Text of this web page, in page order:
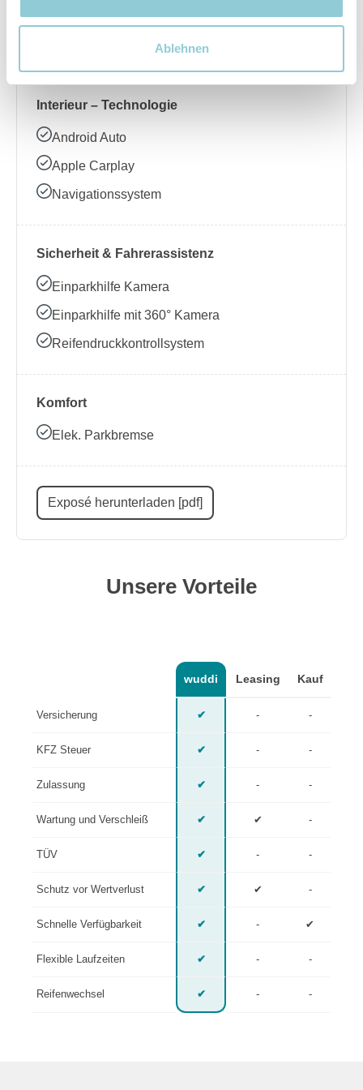
Ablehnen
Beheizbares Lenkrad
Interieur – Technologie
Android Auto
Apple Carplay
Navigationssystem
Sicherheit & Fahrerassistenz
Einparkhilfe Kamera
Einparkhilfe mit 360° Kamera
Reifendruckkontrollsystem
Komfort
Elek. Parkbremse
Exposé herunterladen [pdf]
Unsere Vorteile
wuddi Leasing Kauf
Versicherung ✔ - -
KFZ Steuer ✔ - -
Zulassung ✔ - -
Wartung und Verschleiß ✔ ✔ -
TÜV ✔ - -
Schutz vor Wertverlust ✔ ✔ -
Schnelle Verfügbarkeit ✔ - ✔
Flexible Laufzeiten ✔ - -
Reifenwechsel ✔ - -